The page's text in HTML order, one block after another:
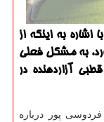
اشاره به اینكه از
به مشكل فعلی
آزاردهنده در
پور درباره